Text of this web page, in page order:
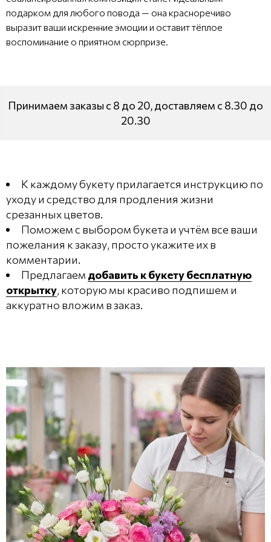
подарком для любого повода — она красноречиво
выразит ваши искренние эмоции и оставит тёплое
воспоминание о приятном сюрпризе.
Принимаем заказы с 8 до 20, доставляем с 8.30 до
20.30
К каждому букету прилагается инструкцию по
уходу и средство для продления жизни
срезанных цветов.
Поможем с выбором букета и учтём все ваши
пожелания к заказу, просто укажите их в
комментарии.
Предлагаем добавить к букету бесплатную
открытку, которую мы красиво подпишем и
аккуратно вложим в заказ.